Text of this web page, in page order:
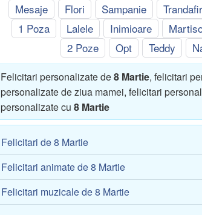
Mesaje Flori Sampanie
1 Poza
Lalele Inimioare
2 Poze
Opt Teddy
Felicitari personalizate de8 Martie, felicitari
personalizate de ziua mamei, felicitari
personalizate cu 8 Martie
Felicitari de 8 Martie
Felicitari animate de 8 Martie
Felicitari muzicale de 8 Martie